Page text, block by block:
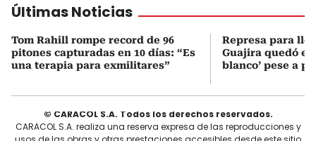
Últimas Noticias
Tom Rahill rompe record de 96
pitones capturadas en 10 días: “Es
una terapia para exmilitares”
Represa para
Guajira quedó en
blanco’ pese a
© CARACOL S.A. Todos los derechos reservados.
CARACOL S.A. realiza una reserva expresa de las reproducciones y